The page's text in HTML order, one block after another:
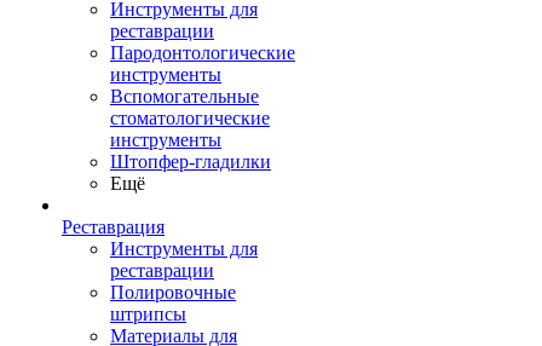
Инструменты для
реставрации
Пародонтологические
инструменты
Вспомогательные
стоматологические
инструменты
Штопфер-гладилки
Ещё
Реставрация
Инструменты для
реставрации
Полировочные
штрипсы
Материалы для